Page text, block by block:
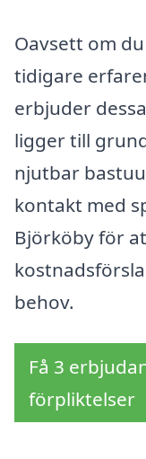
Oavsett om
tidigare
erbjuder
ligger till
njutbar
kontakt med
Björköby för
behov.
Få 3
förpliktelser